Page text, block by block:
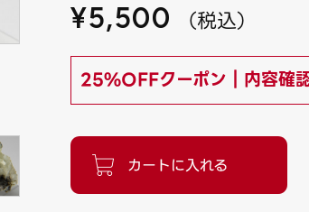
¥5,500 （税込）
25%OFFクーポン｜内容確